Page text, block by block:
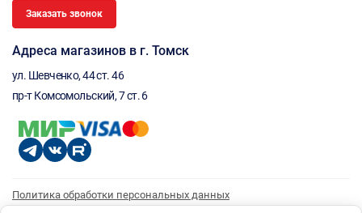
Заказать звонок
Адреса магазинов в г. Томск
ул. Шевченко, 44 ст. 46
пр-т Комсомольский, 7 ст. 6
Политика обработки персональных данных